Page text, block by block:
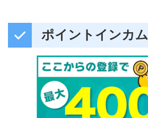
ポイントインカム